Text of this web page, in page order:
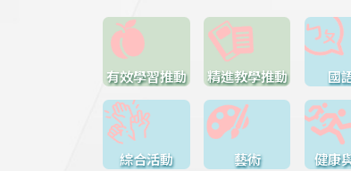
有效學習推動 精進教學推動 國
綜合活動 藝術 健康